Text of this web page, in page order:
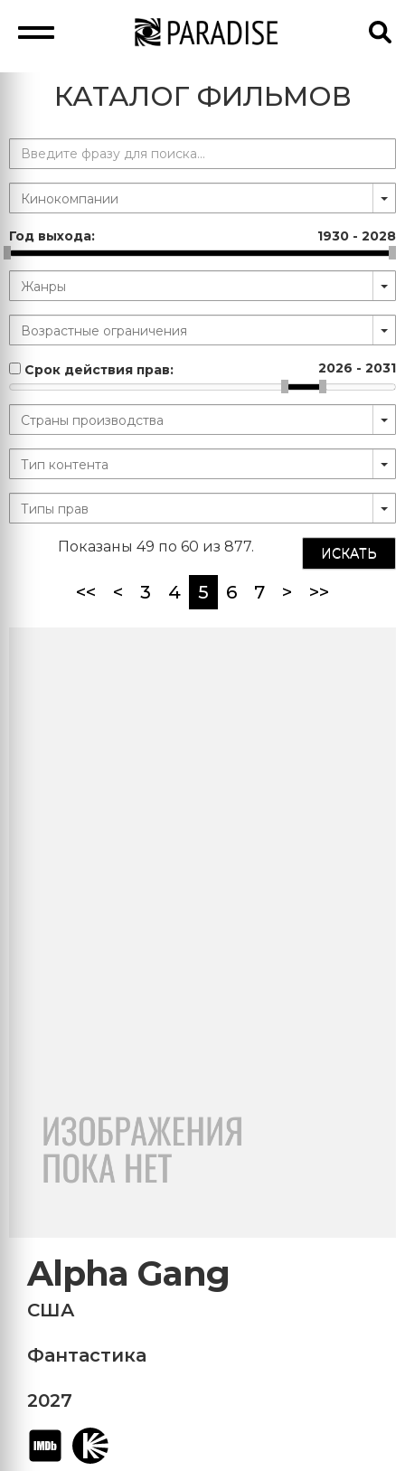
КАТАЛОГ ФИЛЬМОВ
Год выхода: 1930 - 2028
Срок действия прав: 2026 - 2031
ИСКАТЬ
Показаны 49 по 60 из 877.
<< < 3 4 5 (current)
6 7 > >>
Alpha Gang
США
Фантастика
2027